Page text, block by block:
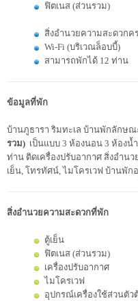
ฟิตเนส (ส่วนรวม)
สิ่งอำนวยความสะดวกค
Wi-Fi (บริเวณล็อบบี้)
สามารถพักได้ 12 ท่าน
ข้อมูลที่พัก
บ้านภูธารา ริมทะเล บ้านพักลักษณ
รวม) เป็นแบบ 3 ห้องนอน 3 ห้องน้
ท่าน ติดเครื่องปรับอากาศ สิ่งอำน
เย็น, โทรทัศน์, ไมโครเวฟ บ้านพัก
สิ่งอำนวยความสะดวกที่พัก
ตู้เย็น
ฟิตเนส (ส่วนรวม)
เครื่องปรับอากาศ
ไมโครเวฟ
อุปกรณ์เครื่องใช้ส่วนตัว